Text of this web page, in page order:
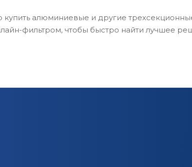
алюминиевые и другие
фильтром, чтобы быстро найти лучшее